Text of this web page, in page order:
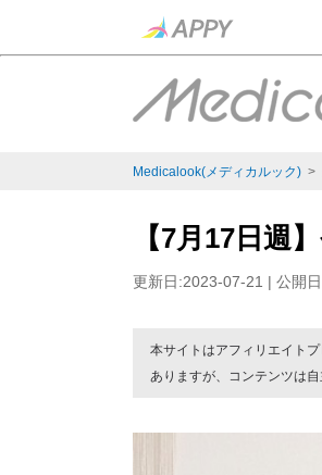
Medicalook(メディカルック) >
【7月17日週
更新日:2023-07-21 | 公開
本サイトはアフィリエイト
ありますが、コンテンツは